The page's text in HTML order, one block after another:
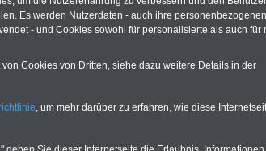
(HGlG): § 5
und Gleichstellungsplänen
Euro
Es werden Nutzerdaten - auch ihre
- und Cookies sowohl für personalisierte als auch für
Cookies von Dritten, siehe dazu weitere Details in der
, um mehr darüber zu erfahren, wie diese